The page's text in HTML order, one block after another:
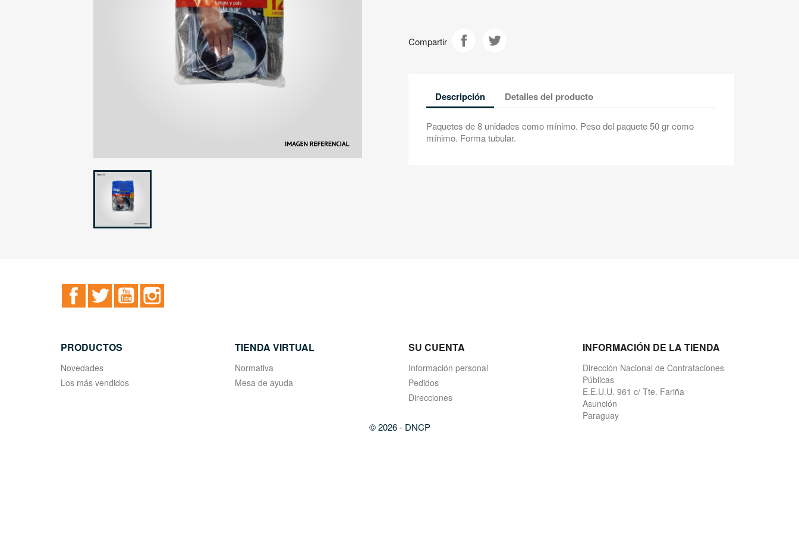
Compartir
Descripción Detalles del producto
Paquetes de 8 unidades como mínimo. Peso del paquete 50 gr como
mínimo. Forma tubular.
FacebookTwitter YouTube
PRODUCTOS
Novedades
Los más vendidos
TIENDA VIRTUAL
Normativa
Mesa de ayuda
SU CUENTA
Información personal
Pedidos
Direcciones
INFORMACIÓN DE LA TIENDA
Dirección Nacional de Contrataciones
Públicas
E.E.U.U. 961 c/ Tte. Fariña
Asunción
Paraguay
© 2026 - DNCP